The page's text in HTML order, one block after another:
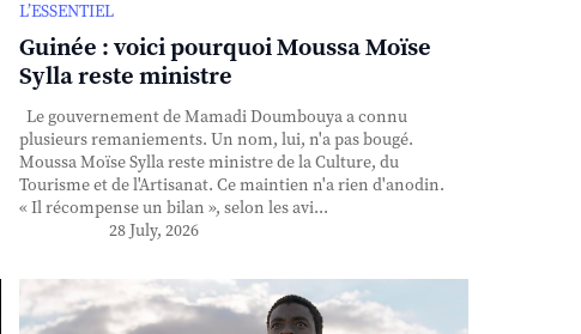
L’ESSENTIEL
Guinée : voici pourquoi Moussa Moïse
Sylla reste ministre
Le gouvernement de Mamadi Doumbouya a connu
plusieurs remaniements. Un nom, lui, n'a pas bougé.
Moussa Moïse Sylla reste ministre de la Culture, du
Tourisme et de l'Artisanat. Ce maintien n'a rien d'anodin.
« Il récompense un bilan », selon les avi...
28 July, 2026